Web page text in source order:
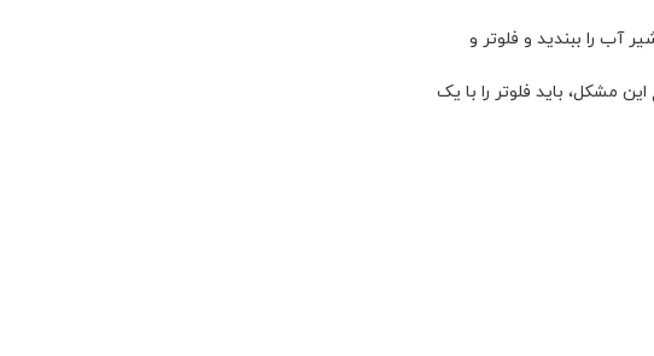
آب را ببندید و فلوتر و
مشکل، باید فلوتر را با یک